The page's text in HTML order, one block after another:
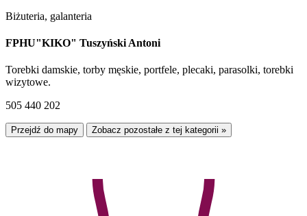
Biżuteria, galanteria
FPHU"KIKO" Tuszyński Antoni
Torebki damskie, torby męskie, portfele, plecaki, parasolki, torebki
wizytowe.
505 440 202
Przejdź do mapy Zobacz pozostałe z tej kategorii »